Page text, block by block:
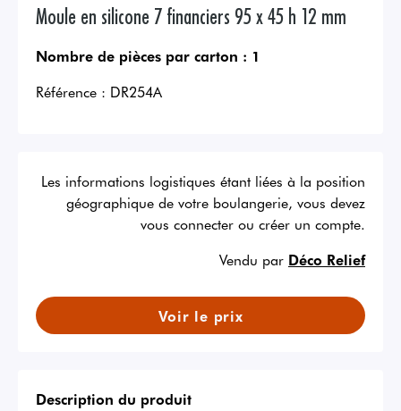
Moule en silicone 7 financiers 95 x 45 h 12 mm
Nombre de pièces par carton : 1
Référence : DR254A
Les informations logistiques étant liées à la position
géographique de votre boulangerie, vous devez
vous connecter ou créer un compte.
Vendu par Déco Relief
Voir le prix
Description du produit